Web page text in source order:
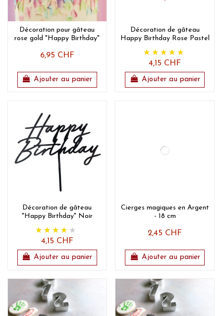
Décoration pour gâteau
rose gold "Happy Birthday"
6,95 CHF
Ajouter au panier
Décoration de gâteau
Happy Birthday Rose Pastel
4,15 CHF
Ajouter au panier
Décoration de gâteau
"Happy Birthday" Noir
4,15 CHF
Ajouter au panier
Cierges magiques en Argent
- 18 cm
2,45 CHF
Ajouter au panier